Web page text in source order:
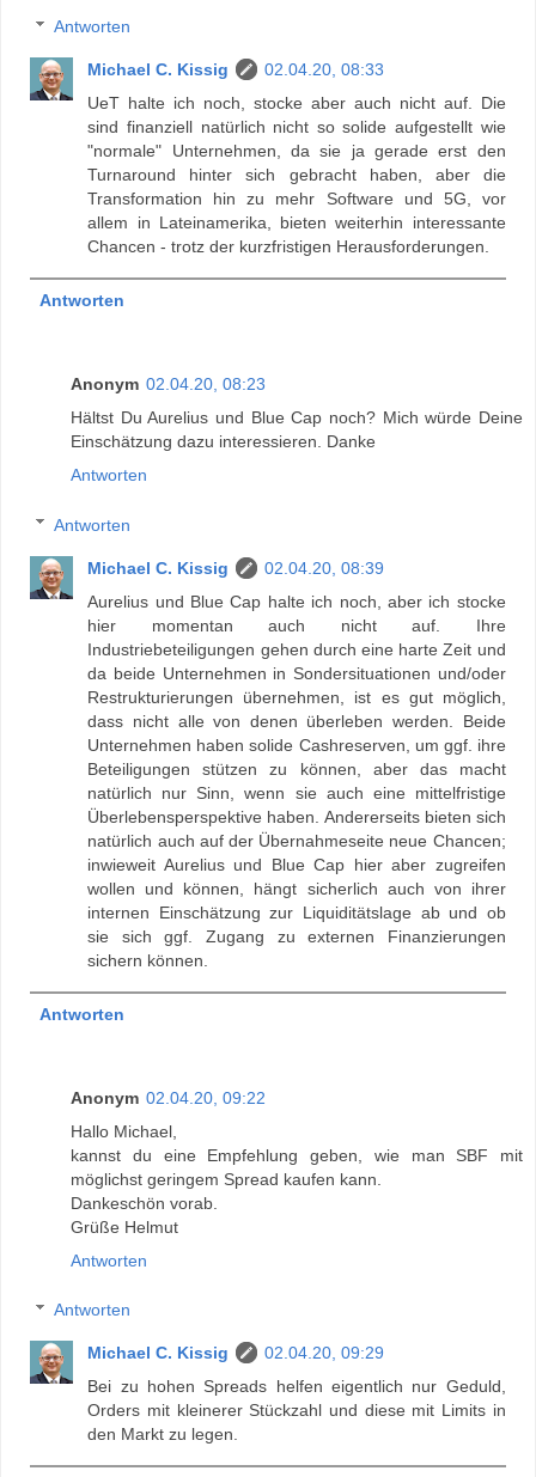
Antworten
Michael C. Kissig
02.04.20, 08:33
UeT halte ich noch, stocke aber auch nicht auf. Die
sind finanziell natürlich nicht so solide aufgestellt wie
"normale" Unternehmen, da sie ja gerade erst den
Turnaround hinter sich gebracht haben, aber die
Transformation hin zu mehr Software und 5G, vor
allem in Lateinamerika, bieten weiterhin interessante
Chancen - trotz der kurzfristigen Herausforderungen.
Antworten
Anonym 02.04.20, 08:23
Hältst Du Aurelius und Blue Cap noch? Mich würde Deine
Einschätzung dazu interessieren. Danke
Antworten
Antworten
Michael C. Kissig
02.04.20, 08:39
Aurelius und Blue Cap halte ich noch, aber ich stocke
hier momentan auch nicht auf. Ihre
Industriebeteiligungen gehen durch eine harte Zeit und
da beide Unternehmen in Sondersituationen und/oder
Restrukturierungen übernehmen, ist es gut möglich,
dass nicht alle von denen überleben werden. Beide
Unternehmen haben solide Cashreserven, um ggf. ihre
Beteiligungen stützen zu können, aber das macht
natürlich nur Sinn, wenn sie auch eine mittelfristige
Überlebensperspektive haben. Andererseits bieten sich
natürlich auch auf der Übernahmeseite neue Chancen;
inwieweit Aurelius und Blue Cap hier aber zugreifen
wollen und können, hängt sicherlich auch von ihrer
internen Einschätzung zur Liquiditätslage ab und ob
sie sich ggf. Zugang zu externen Finanzierungen
sichern können.
Antworten
Anonym 02.04.20, 09:22
Hallo Michael,
kannst du eine Empfehlung geben, wie man SBF mit
möglichst geringem Spread kaufen kann.
Dankeschön vorab.
Grüße Helmut
Antworten
Antworten
Michael C. Kissig
02.04.20, 09:29
Bei zu hohen Spreads helfen eigentlich nur Geduld,
Orders mit kleinerer Stückzahl und diese mit Limits in
den Markt zu legen.